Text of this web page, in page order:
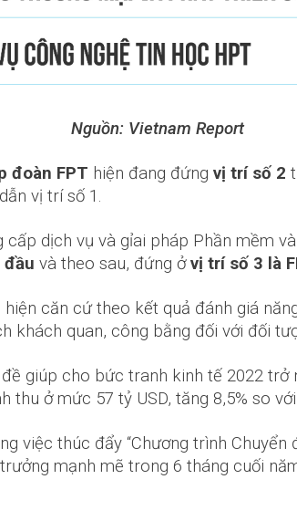
Nguồn: Vietnam Report
đoàn FPT hiện đang đứng vị trí số 2
vị trí số 1.
dịch vụ và gỉai pháp Phần mềm
đầu và theo sau, đứng ởvị trí số 3 là
căn cứ theo kết quả đánh giá
khách quan, công bằng đối với đối
giúp cho bức tranh kinh tế 2022
thu ở mức 57 tỷ USD, tăng 8,5% so
việc thúc đẩy “Chương trình
mạnh mẽ trong 6 tháng cuối